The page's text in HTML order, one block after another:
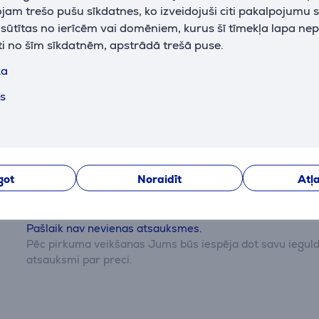
trešo pušu sīkdatnes, ko izveidojuši citi pakalpojumu
sūtītas no ierīcēm vai domēniem, kurus šī tīmekļa lapa
no šīm sīkdatnēm, apstrādā trešā puse.
Noraidīt
krāsa
melna
Pašlaik nav nevienas atsauksmes.
Pēc pirkuma veikšanas Jums būs iespēja dot savu
atsauksmi par preci.